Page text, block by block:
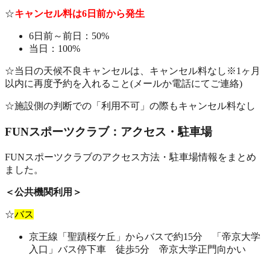
☆キャンセル料は6日前から発生
6日前～前日：50%
当日：100%
☆当日の天候不良キャンセルは、キャンセル料なし※1ヶ月
以内に再度予約を入れること(メールか電話にてご連絡)
☆施設側の判断での「利用不可」の際もキャンセル料なし
FUNスポーツクラブ：アクセス・駐車場
FUNスポーツクラブのアクセス方法・駐車場情報をまとめ
ました。
＜公共機関利用＞
☆バス
京王線「聖蹟桜ケ丘」からバスで約15分 「帝京大学
入口」バス停下車 徒歩5分 帝京大学正門向かい